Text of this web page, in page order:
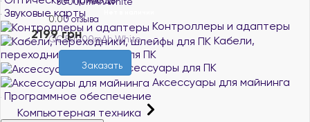
Звуковые карты
Контроллеры и адаптеры
Кабели,
переходники, шлейфы для ПК
Аксессуары для ПК
Аксессуары для майнинга
Программное обеспечение
Компьютерная техника
0.00 отзыва
2199 грн
Заказать